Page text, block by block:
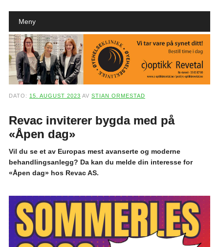
Main menu
Meny
DATO: 15. AUGUST 2023 AV STIAN ORMESTAD
Revac inviterer bygda med på
«Åpen dag»
Vil du se et av Europas mest avanserte og moderne
behandlingsanlegg? Da kan du melde din interesse for
«Åpen dag» hos Revac AS.